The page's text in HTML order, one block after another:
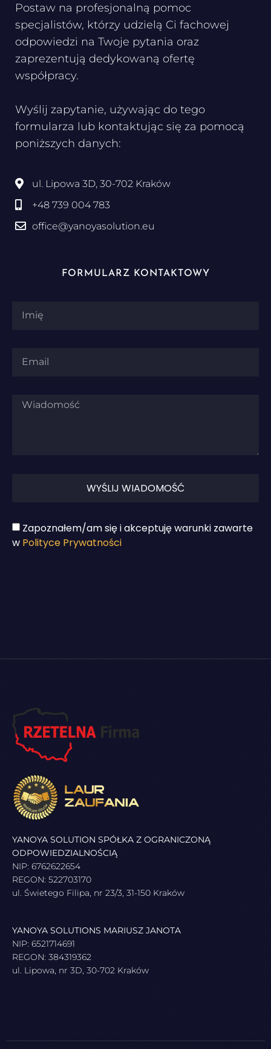
Postaw na profesjonalną pomoc
specjalistów, którzy udzielą Ci fachowej
odpowiedzi na Twoje pytania oraz
zaprezentują dedykowaną ofertę
współpracy.
Wyślij zapytanie, używając do tego
formularza lub kontaktując się za pomocą
poniższych danych:
ul. Lipowa 3D, 30-702 Kraków
+48 739 004 783
office@yanoyasolution.eu
FORMULARZ KONTAKTOWY
Zapoznałem/am się i akceptuję warunki zawarte
w Polityce Prywatności
WYŚLIJ WIADOMOŚĆ
YANOYA SOLUTION SPÓŁKA Z OGRANICZONĄ
ODPOWIEDZIALNOŚCIĄ
NIP: 6762622654
REGON: 522703170
ul. Świetego Filipa, nr 23/3, 31-150 Kraków
YANOYA SOLUTIONS MARIUSZ JANOTA
NIP: 6521714691
REGON: 384319362
ul. Lipowa, nr 3D, 30-702 Kraków